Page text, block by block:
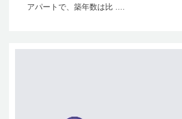
アパートで、築年数は比 ....